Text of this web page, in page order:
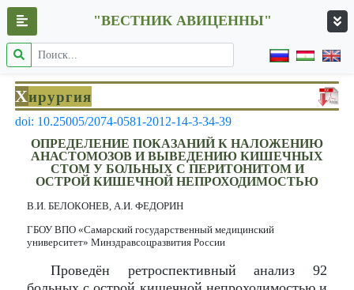
"ВЕСТНИК АВИЦЕННЫ"
Хирургия
doi: 10.25005/2074-0581-2012-14-3-34-39
ОПРЕДЕЛЕНИЕ ПОКАЗАНИЙ К НАЛОЖЕНИЮ
АНАСТОМОЗОВ И ВЫВЕДЕНИЮ КИШЕЧНЫХ
СТОМ У БОЛЬНЫХ С ПЕРИТОНИТОМ И
ОСТРОЙ КИШЕЧНОЙ НЕПРОХОДИМОСТЬЮ
В.И. БЕЛОКОНЕВ, А.И. ФЕДОРИН
ГБОУ ВПО «Самарский государственный медицинский
университет» Минздравсоцразвития России
Проведён ретроспективный анализ 92